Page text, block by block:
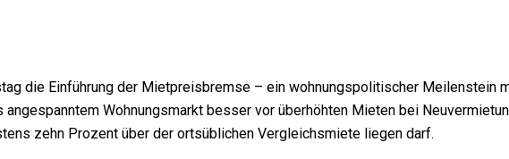
die Einführung der Mietpreisbremse – ein wohnungspolitischer Meilenstein
Wohnungsmarkt besser vor überhöhten Mieten bei
zehn Prozent über der ortsüblichen Vergleichsmiete liegen darf.